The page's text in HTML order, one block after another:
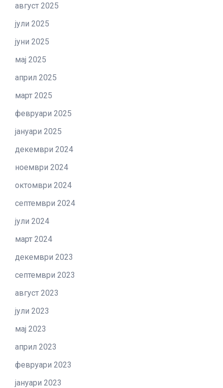
август 2025
јули 2025
јуни 2025
мај 2025
април 2025
март 2025
февруари 2025
јануари 2025
декември 2024
ноември 2024
октомври 2024
септември 2024
јули 2024
март 2024
декември 2023
септември 2023
август 2023
јули 2023
мај 2023
април 2023
февруари 2023
јануари 2023